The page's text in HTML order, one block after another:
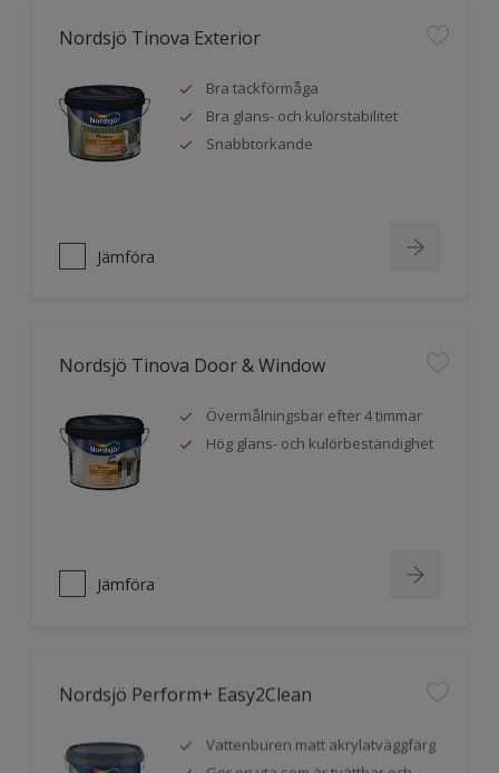
Nordsjö Tinova Exterior
Bra täckförmåga
Bra glans- och kulörstabilitet
Snabbtorkande
Jämföra
Nordsjö Tinova Door & Window
Övermålningsbar efter 4 timmar
Hög glans- och kulörbeständighet
Jämföra
Nordsjö Perform+ Easy2Clean
Vattenburen matt akrylatväggfärg